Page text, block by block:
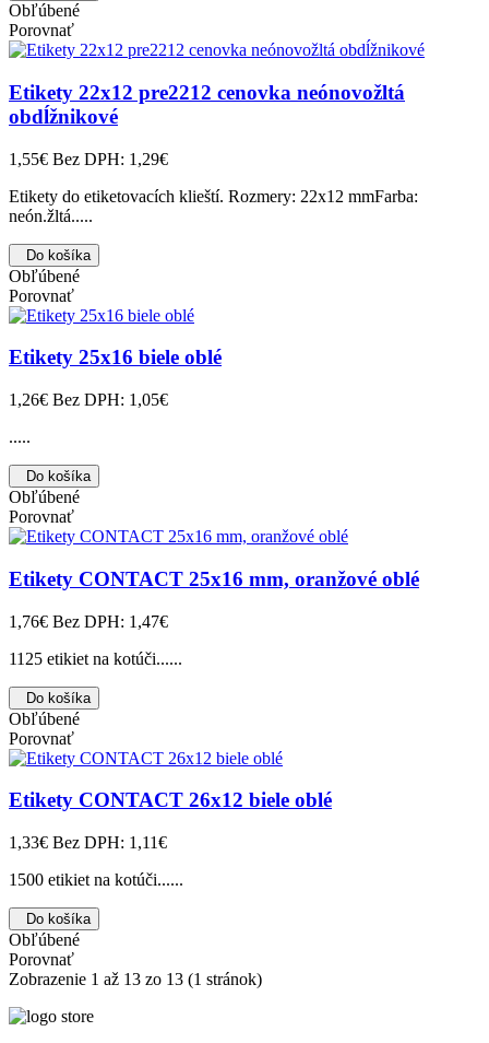
Obľúbené
Porovnať
Etikety 22x12 pre2212 cenovka neónovožltá
obdĺžnikové
1,55€ Bez DPH: 1,29€
Etikety do etiketovacích klieští. Rozmery: 22x12 mmFarba:
neón.žltá.....
Do košíka
Obľúbené
Porovnať
Etikety 25x16 biele oblé
1,26€ Bez DPH: 1,05€
.....
Do košíka
Obľúbené
Porovnať
Etikety CONTACT 25x16 mm, oranžové oblé
1,76€ Bez DPH: 1,47€
1125 etikiet na kotúči......
Do košíka
Obľúbené
Porovnať
Etikety CONTACT 26x12 biele oblé
1,33€ Bez DPH: 1,11€
1500 etikiet na kotúči......
Do košíka
Obľúbené
Porovnať
Zobrazenie 1 až 13 zo 13 (1 stránok)